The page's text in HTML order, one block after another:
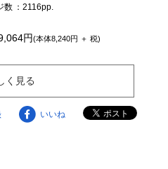
数 ：2116pp.
円(本体8,240円 ＋ 税)
く見る
いいね